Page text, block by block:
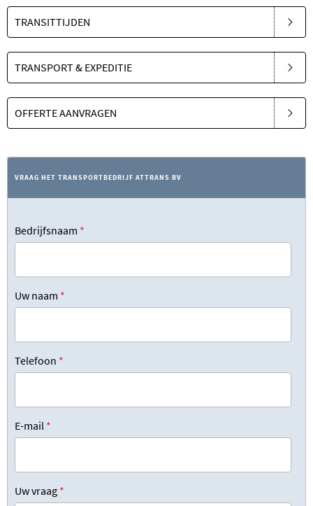
TRANSITTIJDEN
TRANSPORT & EXPEDITIE
OFFERTE AANVRAGEN
VRAAG HET TRANSPORTBEDRIJF ATTRANS BV
Bedrijfsnaam *
Uw naam *
Telefoon *
E-mail *
Uw vraag *